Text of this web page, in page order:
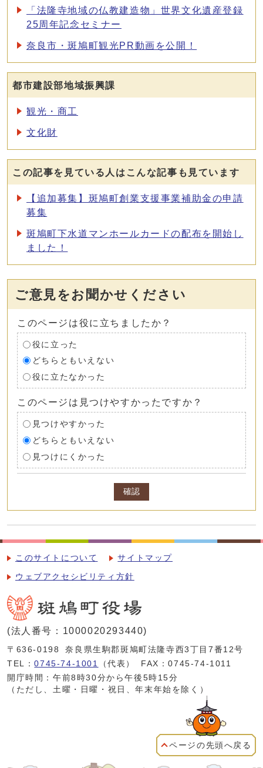
「法隆寺地域の仏教建造物」世界文化遺産登録
25周年記念セミナー
奈良市・斑鳩町観光PR動画を公開！
都市建設部地域振興課
観光・商工
文化財
この記事を見ている人はこんな記事も見ています
【追加募集】斑鳩町創業支援事業補助金の申請
募集
斑鳩町下水道マンホールカードの配布を開始し
ました！
ご意見をお聞かせください
このページは役に立ちましたか？
役に立った
どちらともいえない
役に立たなかった
このページは見つけやすかったですか？
見つけやすかった
どちらともいえない
見つけにくかった
確認
このサイトについて サイトマップ
ウェブアクセシビリティ方針
(法人番号：1000020293440)
〒636-0198
奈良県生駒郡斑鳩町法隆寺西3丁目7番12号
TEL：0745-74-1001 （代表）
FAX：0745-74-1011
開庁時間：午前8時30分から午後5時15分
（ただし、土曜・日曜・祝日、年末年始を除く）
ページの先頭へ戻る